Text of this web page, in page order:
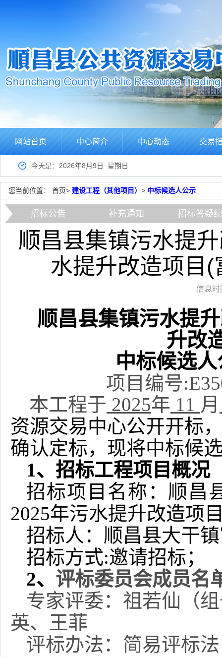
网站首页 中心简介 中心动态 交易
今天是：2026年8月9日 星期日
您当前位置： 首页> 建设工程（其他项目） > 中标候选人公示
招标公告 补充通知 招标答疑
顺昌县集镇污水提
水提升改造项目
信息时
顺昌县集镇污水提
升改
中标候选
项目编号:
本工程于 2025年 11 月
资源交易中心公开开标
确认定标，现将中标候
1、招标工程项目概况
招标项目名称： 顺昌
2025年污水提升改造项
招标人： 顺昌县大干
招标方式:邀请招标；
2、 评标委员会成员名
专家评委： 祖若仙 （
英、王菲
评标办法： 简易评标